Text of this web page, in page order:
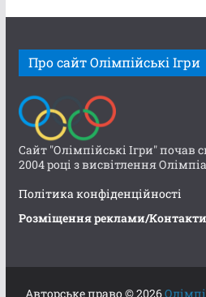
Про сайт Олімпійські Ігри
Сайт "Олімпійські Ігри" почав
2004 році з висвітлення
Політика конфіденційності
Розміщення реклами/Контакти
Авторське право © 2026